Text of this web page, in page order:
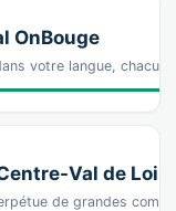
OnBouge
votre langue,
Val de Loire
de grandes